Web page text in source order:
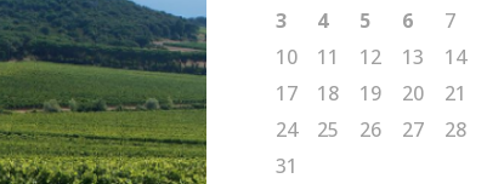
3
4 5 6 7
10
11 12 13 14
17
18 19 20 21
24
25 26 27 28
31